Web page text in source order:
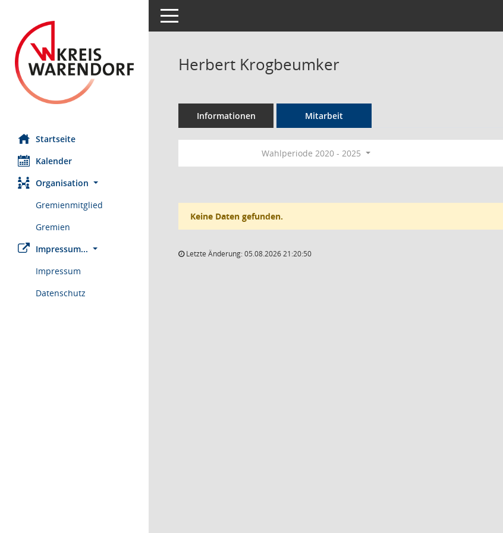
Startseite
Kalender
Organisation
Gremienmitglied
Gremien
Impressum...
Impressum
Datenschutz
Toggle navigation
Herbert Krogbeumker
Informationen Mitarbeit
Wahlperiode 2020 - 2025
Keine Daten gefunden.
Letzte Änderung: 05.08.2026 21:20:50